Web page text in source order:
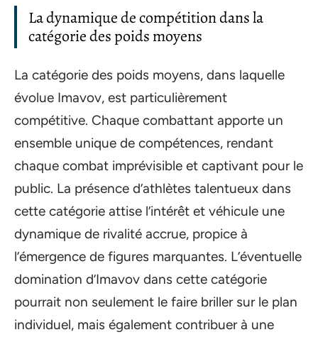
La dynamique de compétition dans la
catégorie des poids moyens
La catégorie des poids moyens, dans laquelle
évolue Imavov, est particulièrement
compétitive. Chaque combattant apporte un
ensemble unique de compétences, rendant
chaque combat imprévisible et captivant pour le
public. La présence d’athlètes talentueux dans
cette catégorie attise l’intérêt et véhicule une
dynamique de rivalité accrue, propice à
l’émergence de figures marquantes. L’éventuelle
domination d’Imavov dans cette catégorie
pourrait non seulement le faire briller sur le plan
individuel, mais également contribuer à une